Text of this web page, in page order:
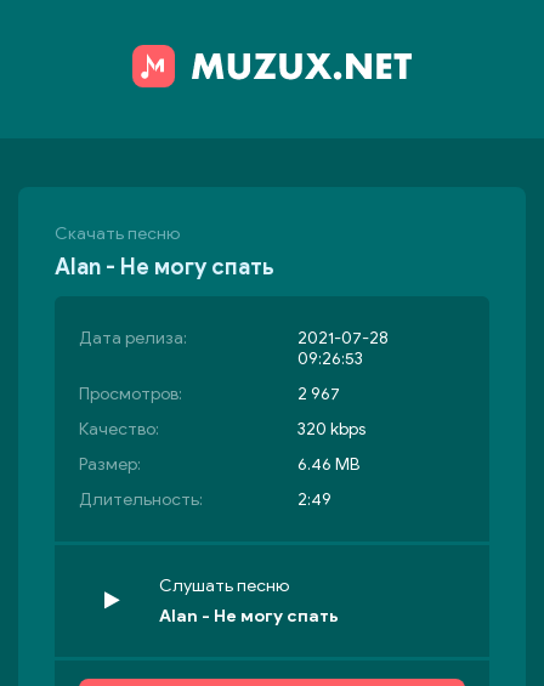
Скачать песню
Alan - Не могу спать
Дата релиза:
2021-07-28
09:26:53
Просмотров:
2 967
Качество:
320 kbps
Размер:
6.46 MB
Длительность:
2:49
Слушать песню
Alan - Не могу спать